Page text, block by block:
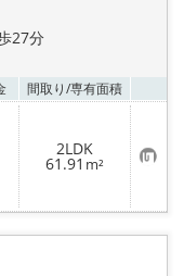
27分
間取り/専有面積
2LDK
61.91 m² お
気
に
入
登